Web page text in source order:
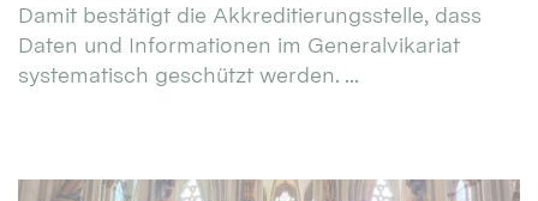
Damit bestätigt die Akkreditierungsstelle, dass
Daten und Informationen im Generalvikariat
systematisch geschützt werden. ...